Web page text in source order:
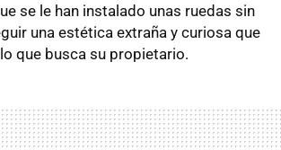
se le han instalado unas ruedas sin
una estética extraña y curiosa que
que busca su propietario.